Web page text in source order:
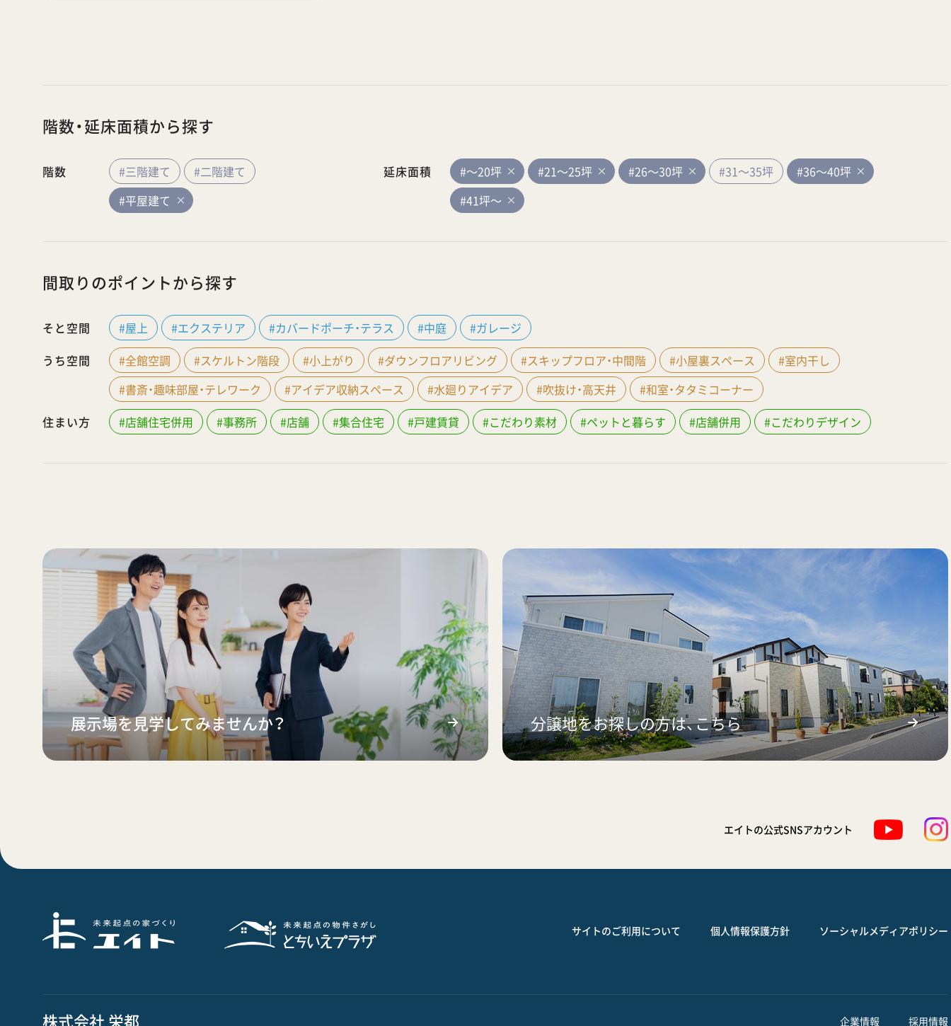
階数・延床面積から探す
階数 #三階建て
#二階建て
#平屋建て
延床面積 #～20坪 #21～25坪 #26～30坪 #31～35坪
#36～40坪
#41坪～
間取りのポイントから探す
そと空間 #屋上 #エクステリア #カバードポーチ・テラス #中庭
#ガレージ
うち空間
#全館空調 #スケルトン階段 #小上がり #ダウンフロアリビング #スキップフロア・中間階 #小屋裏スペース
#室内干し
#書斎・趣味部屋・テレワーク
#アイデア収納スペース #水廻りアイデア #吹抜け・高天井
#和室・タタミコーナー
住まい方
#店舗住宅併用 #事務所 #店舗 #集合住宅 #戸建賃貸 #こだわり素材 #ペットと暮らす #店舗併用 #こだわりデザイン
展示場を見学してみませんか？ 分譲地をお探しの方は、こちら
エイトの公式SNSアカウント
サイトのご利用について 個人情報保護方針 ソーシャルメディアポリシー
株式会社 栄都 企業情報 採用情報